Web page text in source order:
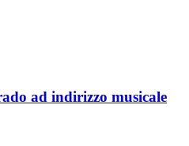
ad indirizzo musicale